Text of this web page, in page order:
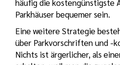
häufig die kostengünstigste
Parkhäuser bequemer sein.
Eine weitere Strategie
über Parkvorschriften und -
Nichts ist ärgerlicher, als